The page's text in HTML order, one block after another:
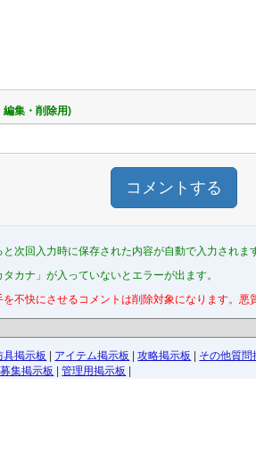
編集・削除用)
コメントする
次回入力時に保存された内容が自動で入力されま
カナ」が入っていないとエラーが出ます。
不快にさせるコメントは削除対象になります。悪
具掲示板 アイテム掲示板 |攻略掲示板 その他質問
集掲示板 |管理用掲示板